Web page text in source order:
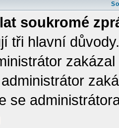
soukromé
tři hlavní
se